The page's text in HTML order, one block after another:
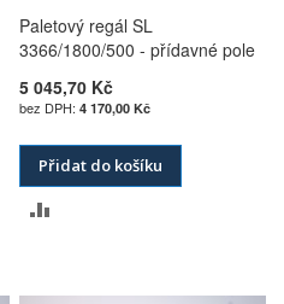
Paletový regál SL
3366/1800/500 - přídavné pole
5 045,70 Kč
4 170,00 Kč
Přidat do košíku
POROVNÁNÍ